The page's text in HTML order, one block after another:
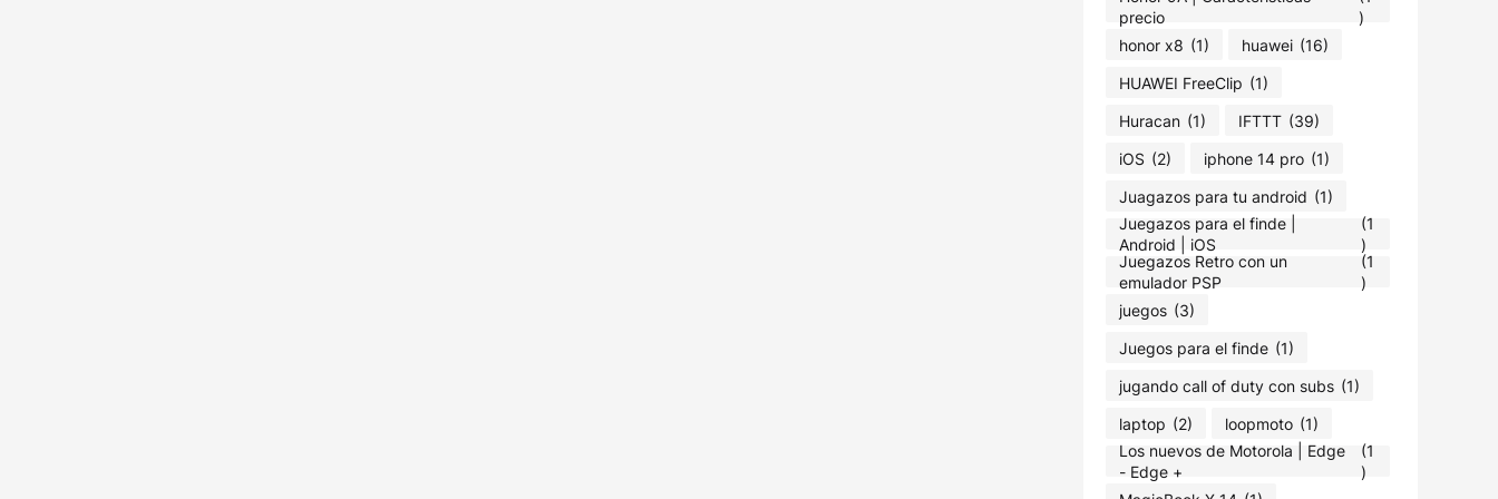
precio
)
honor x8 (1) huawei (16)
HUAWEI FreeClip (1)
Huracan (1) IFTTT (39)
iOS (2) iphone 14 pro (1)
Juagazos para tu android (1)
Juegazos para el finde |
Android | iOS
(1
)
Juegazos Retro con un
emulador PSP
(1
)
juegos (3)
Juegos para el finde (1)
jugando call of duty con subs (1)
laptop (2) loopmoto (1)
Los nuevos de Motorola | Edge
- Edge +
(1
)